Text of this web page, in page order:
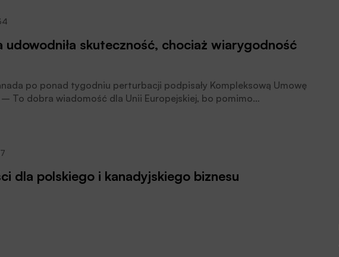
skuteczność, chociaż wiarygodność
po ponad tygodniu perturbacji podpisały Kompleksową Umowę
To dobra wiadomość dla Unii Europejskiej, bo pomimo
a w przyszłości 27 państw członkowskich – dodaje.
dla polskiego i kanadyjskiego biznesu